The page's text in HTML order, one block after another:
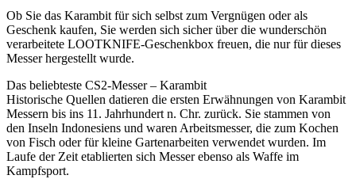
Ob Sie das Karambit für sich selbst zum Vergnügen oder als
Geschenk kaufen, Sie werden sich sicher über die wunderschön
verarbeitete LOOTKNIFE-Geschenkbox freuen, die nur für dieses
Messer hergestellt wurde.
Das beliebteste CS2-Messer – Karambit
Historische Quellen datieren die ersten Erwähnungen von Karambit
Messern bis ins 11. Jahrhundert n. Chr. zurück. Sie stammen von
den Inseln Indonesiens und waren Arbeitsmesser, die zum Kochen
von Fisch oder für kleine Gartenarbeiten verwendet wurden. Im
Laufe der Zeit etablierten sich Messer ebenso als Waffe im
Kampfsport.